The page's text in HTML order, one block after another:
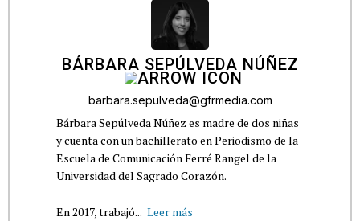
BÁRBARA SEPÚLVEDA NÚÑEZ
barbara.sepulveda@gfrmedia.com
Bárbara Sepúlveda Núñez es madre de dos niñas
y cuenta con un bachillerato en Periodismo de la
Escuela de Comunicación Ferré Rangel de la
Universidad del Sagrado Corazón.
En 2017, trabajó... Leer más